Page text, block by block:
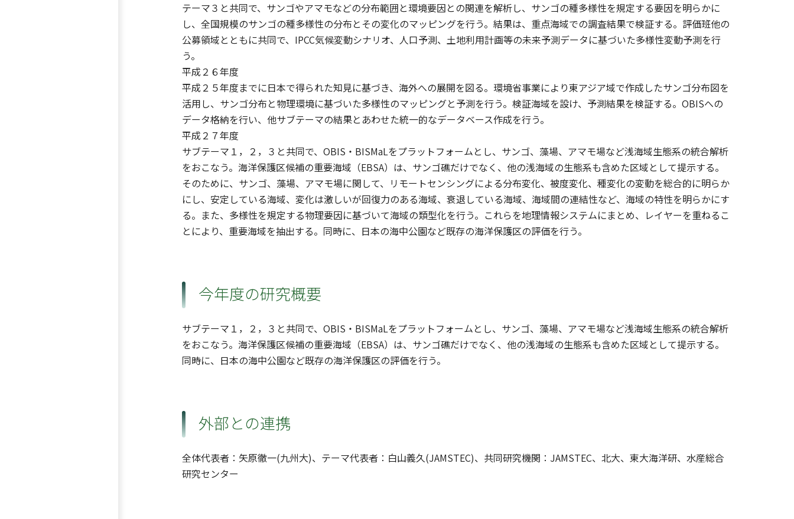
テーマ３と共同で、サンゴやアマモなどの分布範囲と環境要因との関連を解析し、サンゴの種多様性を規定する要因を明らかに
し、全国規模のサンゴの種多様性の分布とその変化のマッピングを行う。結果は、重点海域での調査結果で検証する。評価班他の
公募領域とともに共同で、IPCC気候変動シナリオ、人口予測、土地利用計画等の未来予測データに基づいた多様性変動予測を行
う。
平成２６年度
平成２５年度までに日本で得られた知見に基づき、海外への展開を図る。環境省事業により東アジア域で作成したサンゴ分布図を
活用し、サンゴ分布と物理環境に基づいた多様性のマッピングと予測を行う。検証海域を設け、予測結果を検証する。OBISへの
データ格納を行い、他サブテーマの結果とあわせた統一的なデータベース作成を行う。
平成２７年度
サブテーマ１，２，３と共同で、OBIS・BISMaLをプラットフォームとし、サンゴ、藻場、アマモ場など浅海域生態系の統合解析
をおこなう。海洋保護区候補の重要海域（EBSA）は、サンゴ礁だけでなく、他の浅海域の生態系も含めた区域として提示する。
そのために、サンゴ、藻場、アマモ場に関して、リモートセンシングによる分布変化、被度変化、種変化の変動を総合的に明らか
にし、安定している海域、変化は激しいが回復力のある海域、衰退している海域、海域間の連結性など、海域の特性を明らかにす
る。また、多様性を規定する物理要因に基づいて海域の類型化を行う。これらを地理情報システムにまとめ、レイヤーを重ねるこ
とにより、重要海域を抽出する。同時に、日本の海中公園など既存の海洋保護区の評価を行う。
今年度の研究概要
サブテーマ１，２，３と共同で、OBIS・BISMaLをプラットフォームとし、サンゴ、藻場、アマモ場など浅海域生態系の統合解析
をおこなう。海洋保護区候補の重要海域（EBSA）は、サンゴ礁だけでなく、他の浅海域の生態系も含めた区域として提示する。
同時に、日本の海中公園など既存の海洋保護区の評価を行う。
外部との連携
全体代表者：矢原徹一(九州大)、テーマ代表者：白山義久(JAMSTEC)、共同研究機関：JAMSTEC、北大、東大海洋研、水産総合
研究センター